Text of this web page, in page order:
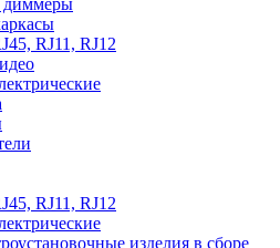
RJ11, RJ12
RJ11, RJ12
изделия в сборе